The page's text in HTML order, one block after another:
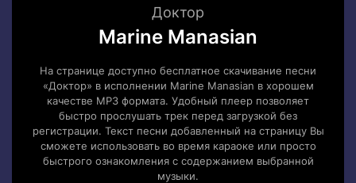
Доктор
Marine Manasian
На странице доступно бесплатное скачивание песни
«Доктор» в исполнении Marine Manasian в хорошем
качестве MP3 формата. Удобный плеер позволяет
быстро прослушать трек перед загрузкой без
регистрации. Текст песни добавленный на страницу Вы
сможете использовать во время караоке или просто
быстрого ознакомления с содержанием выбранной
музыки.